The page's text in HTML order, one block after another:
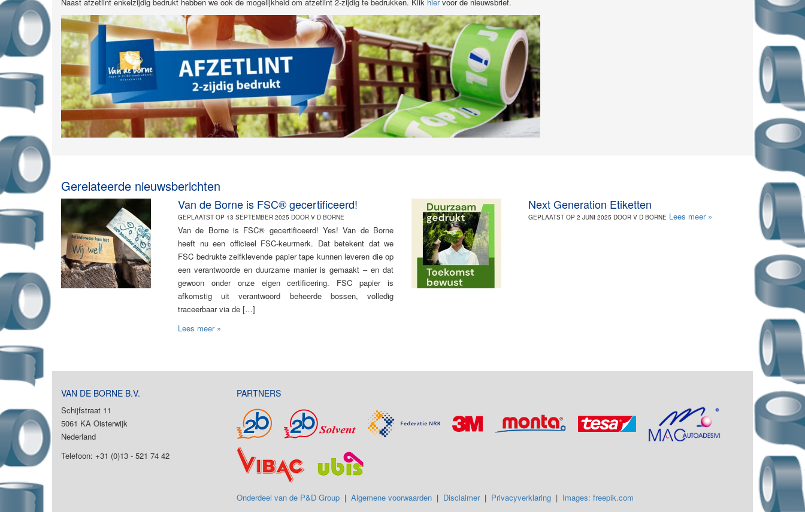
Gerelateerde nieuwsberichten
Van de Borne is FSC® gecertificeerd!
GEPLAATST OP 13 SEPTEMBER 2025 DOOR V D BORNE
Van de Borne is FSC® gecertificeerd! Yes! Van de Borne
heeft nu een officieel FSC-keurmerk. Dat betekent dat we
FSC bedrukte zelfklevende papier tape kunnen leveren die op
een verantwoorde en duurzame manier is gemaakt – en dat
gewoon onder onze eigen certificering. FSC papier is
afkomstig uit verantwoord beheerde bossen, volledig
traceerbaar via de […]
Lees meer »
Next Generation Etiketten
GEPLAATST OP 2 JUNI 2025 DOOR V D BORNE Lees meer »
VAN DE BORNE B.V.
Schijfstraat 11
5061 KA Oisterwijk
Nederland
Telefoon: +31 (0)13 - 521 74 42
PARTNERS
Onderdeel van de P&D Group| Algemene voorwaarden| Disclaimer| Privacyverklaring| Images: freepik.com